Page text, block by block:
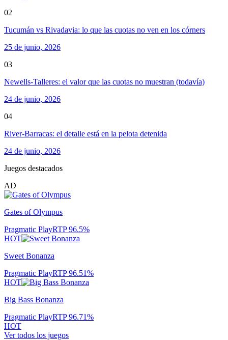
02
Tucumán vs Rivadavia: lo que las cuotas no ven en los córners
25 de junio, 2026
03
Newells-Talleres: el valor que las cuotas no muestran (todavía)
24 de junio, 2026
04
River-Barracas: el detalle está en la pelota detenida
24 de junio, 2026
Juegos destacados
AD
Gates of Olympus
Pragmatic PlayRTP96.5%
HOT
Sweet Bonanza
Pragmatic PlayRTP96.51%
HOT
Big Bass Bonanza
Pragmatic PlayRTP96.71%
HOT
Ver todos los juegos